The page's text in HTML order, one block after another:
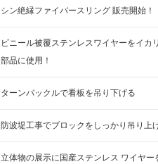
シン絶縁ファイバースリング 販売開始！
ビニール被覆ステンレスワイヤーをイカ
部品に使用！
ターンバックルで看板を吊り下げる
防波堤工事でブロックをしっかり吊り上
立体物の展示に国産ステンレス ワイヤー